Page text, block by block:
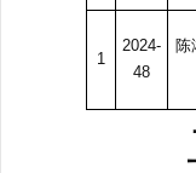
1
2024-
48
陈
二